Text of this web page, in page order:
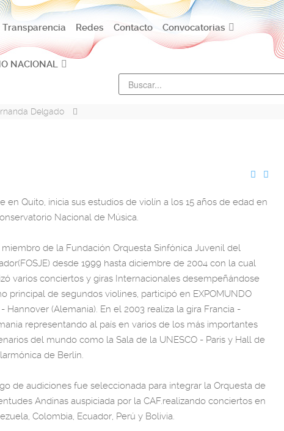
Transparencia Redes Contacto Convocatorias
NACIONAL
Delgado
en Quito, inicia sus estudios de violín a los 15 años de edad en
Nacional de Música.
miembro de la Fundación Orquesta Sinfónica Juvenil del
desde 1999 hasta diciembre de 2004 con la cual
varios conciertos y giras Internacionales desempeñándose
principal de segundos violines, participó en EXPOMUNDO
Hannover (Alemania). En el 2003 realiza la gira Francia -
representando al país en varios de los más importantes
del mundo como la Sala de la UNESCO - Paris y Hall de
de Berlín.
de audiciones fue seleccionada para integrar la Orquesta de
Andinas auspiciada por la CAF.realizando conciertos en
Colombia, Ecuador, Perú y Bolivia.